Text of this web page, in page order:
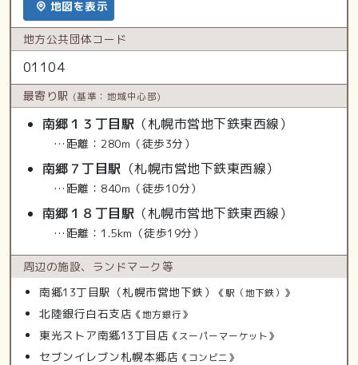
地図を表示
地方公共団体コード
01104
最寄り駅 (基準：地域中心部)
南郷１３丁目駅 （札幌市営地下鉄東西線）
…距離：280m（徒歩3分）
南郷７丁目駅 （札幌市営地下鉄東西線）
…距離：840m（徒歩10分）
南郷１８丁目駅 （札幌市営地下鉄東西線）
…距離：1.5km（徒歩19分）
周辺の施設、 ランドマーク等
南郷13丁目駅（札幌市営地下鉄）
《駅（地下鉄）》
北陸銀行白石支店 《地方銀行》
東光ストア南郷13丁目店 《スーパーマーケット》
セブンイレブン札幌本郷店 《コンビニ》